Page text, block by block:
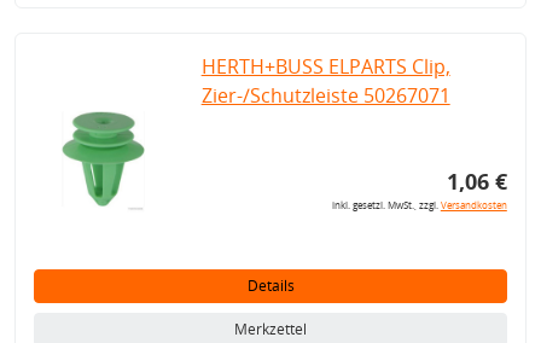
HERTH+BUSS ELPARTS Clip,
Zier-/Schutzleiste 50267071
1,06 €
inkl. gesetzl. MwSt., zzgl.Versandkosten
Details
Merkzettel